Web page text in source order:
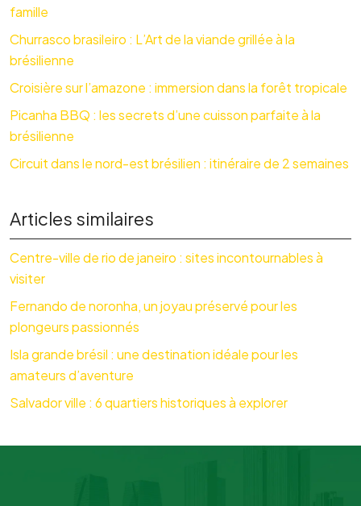
famille
Churrasco brasileiro : L’Art de la viande grillée à la
brésilienne
Croisière sur l’amazone : immersion dans la forêt tropicale
Picanha BBQ : les secrets d’une cuisson parfaite à la
brésilienne
Circuit dans le nord-est brésilien : itinéraire de 2 semaines
Articles similaires
Centre-ville de rio de janeiro : sites incontournables à
visiter
Fernando de noronha, un joyau préservé pour les
plongeurs passionnés
Isla grande brésil : une destination idéale pour les
amateurs d’aventure
Salvador ville : 6 quartiers historiques à explorer